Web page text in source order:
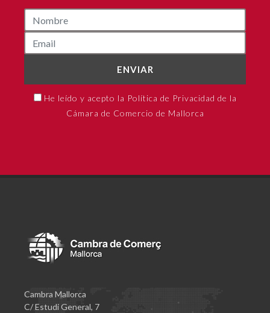
ENVIAR
He leído y acepto la Política de Privacidad de la
Cámara de Comercio de Mallorca
Cambra Mallorca
C/ Estudi General, 7